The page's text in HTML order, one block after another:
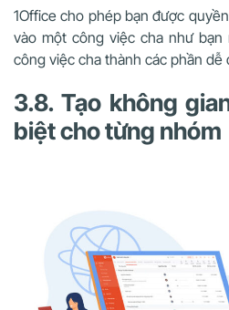
1Office cho phép bạn được
vào một công việc cha như
công việc cha thành các phần dễ
3.8. Tạo không
biệt cho từng nhóm